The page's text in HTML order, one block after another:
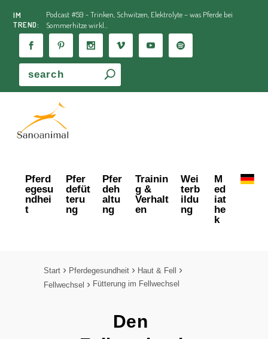
IM
TREND:
Podcast #59 - Trinken, Schwitzen, Elektrolyte – was Pferde bei
Sommerhitze wirkl...
Pferd
egesu
ndhei
t
Pfer
defüt
teru
ng
Pfer
deh
altu
ng
Trainin
g &
Verhalt
en
Wei
terb
ildu
ng
M
ed
iat
he
k
Start Pferdegesundheit
Haut & Fell
Fellwechsel
Fütterung im Fellwechsel
Den